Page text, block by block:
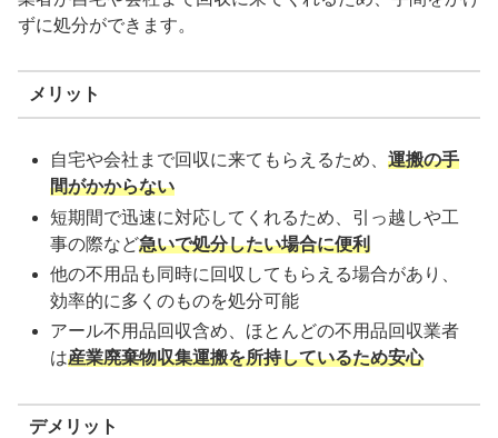
ずに処分ができます。
メリット
自宅や会社まで回収に来てもらえるため、運搬の手
間がかからない
短期間で迅速に対応してくれるため、引っ越しや工
事の際など急いで処分したい場合に便利
他の不用品も同時に回収してもらえる場合があり、
効率的に多くのものを処分可能
アール不用品回収含め、ほとんどの不用品回収業者
は産業廃棄物収集運搬を所持しているため安心
デメリット